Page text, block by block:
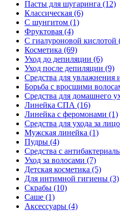
Пасты для шугаринга (12)
Классическая (6)
С шунгитом (1)
Фруктовая (4)
C гиалуроновой кислотой
Косметика (69)
Уход до депиляции (6)
Уход после депиляции (9)
Средства для увлажнения
Борьба с вросшими
Средства для домашнего
Линейка СПА (16)
Линейка с феромонами (1)
Средства для ухода за
Мужская линейка (1)
Пудры (4)
Средства с
Уход за волосами (7)
Детская косметика (5)
Для интимной гигиены (3)
Скрабы (10)
Саше (1)
Аксессуары (4)